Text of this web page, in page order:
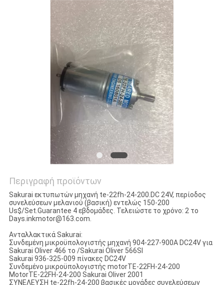
Περιγραφή προϊόντων
Sakurai εκτυπωτών μηχανή te-22fh-24-200.DC 24V, περίοδος
συνελεύσεων μελανιού (βασική) εντελώς 150-200
Us$/Set.Guarantee 4 εβδομάδες. Τελειώστε το χρόνο: 2 το
Days.inkmotor@163.com.
Ανταλλακτικά Sakurai:
Συνδεμένη μικροϋπολογιστής μηχανή 904-227-900A DC24V για
Sakurai Oliver 466 το /Sakurai Oliver 566SI
Sakurai 936-325-009 πίνακες DC24V
Συνδεμένο μικροϋπολογιστής motorTE-22FH-24-200
MotorTE-22FH-24-200 Sakurai Oliver 2001
ΣΥΝΕΛΕΥΣΗ te-22fh-24-200 βασικές μονάδες συνελεύσεων